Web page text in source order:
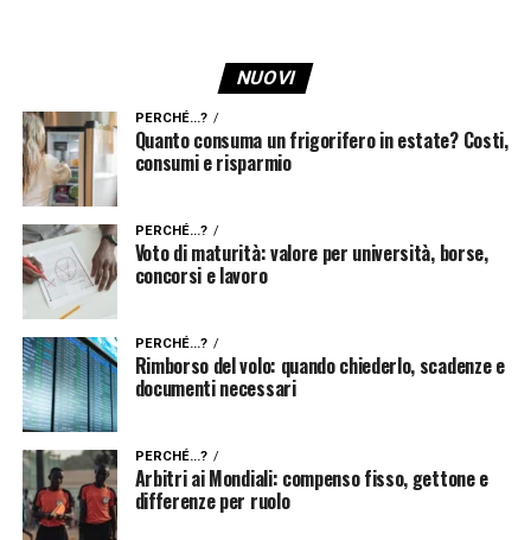
NUOVI
PERCHÉ...?
Quanto consuma un frigorifero in estate? Costi,
consumi e risparmio
PERCHÉ...?
Voto di maturità: valore per università, borse,
concorsi e lavoro
PERCHÉ...?
Rimborso del volo: quando chiederlo, scadenze e
documenti necessari
PERCHÉ...?
Arbitri ai Mondiali: compenso fisso, gettone e
differenze per ruolo